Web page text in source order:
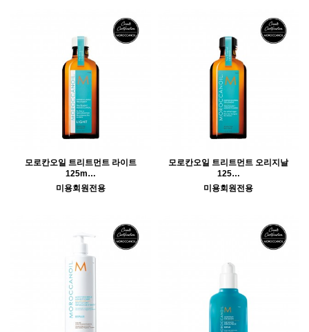
모로칸오일 트리트먼트 라이트
125m…
미용회원전용
모로칸오일 트리트먼트 오리지날
125…
미용회원전용